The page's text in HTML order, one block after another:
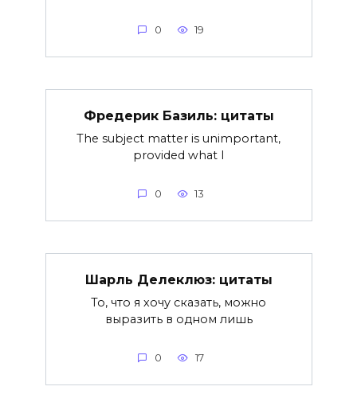
0 19
Фредерик Базиль: цитаты
The subject matter is unimportant,
provided what I
0 13
Шарль Делеклюз: цитаты
То, что я хочу сказать, можно
выразить в одном лишь
0 17